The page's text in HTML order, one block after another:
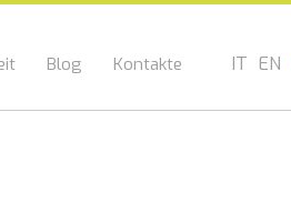
Blog Kontakte IT EN